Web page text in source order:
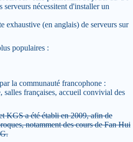
serveurs nécessitent d'installer un
exhaustive (en anglais) de serveurs sur
populaires :
la communauté francophone :
françaises, accueil convivial des
KGS a été établi en 2009, afin de
notamment des cours de Fan Hui